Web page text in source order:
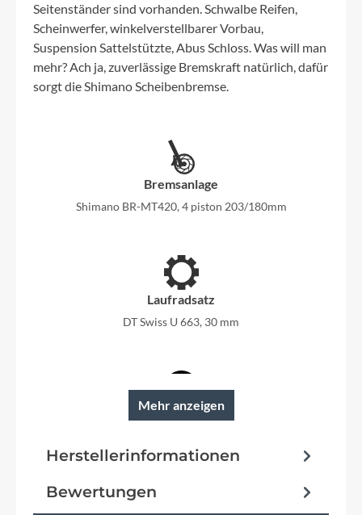
Seitenständer sind vorhanden. Schwalbe Reifen,
Scheinwerfer, winkelverstellbarer Vorbau,
Suspension Sattelstützte, Abus Schloss. Was will man
mehr? Ach ja, zuverlässige Bremskraft natürlich, dafür
sorgt die Shimano Scheibenbremse.
Bremsanlage
Shimano BR-MT420, 4 piston 203/180mm
Laufradsatz
DT Swiss U 663, 30 mm
Felgen
Mehr anzeigen
Herstellerinformationen
Bewertungen